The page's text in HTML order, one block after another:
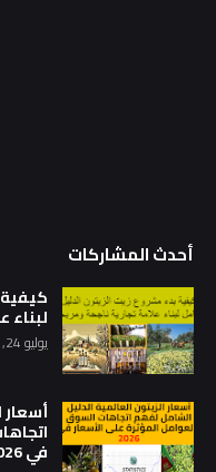
أحدث المشاركات
لبناء
يوليو 24, 2026
أسعار
في 2026